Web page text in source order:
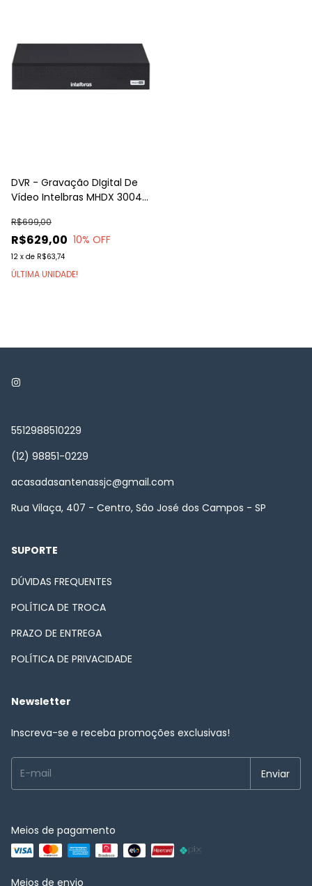
DVR - Gravação DIgital De
Vídeo Intelbras MHDX 3004 -
R$629,00
R$699,00
10% OFF
12 x de R$63,74
ÚLTIMA UNIDADE!
5512988510229
(12) 98851-0229
acasadasantenassjc@gmail.com
Rua Vilaça, 407 - Centro, Sâo José dos Campos - SP
SUPORTE
DÚVIDAS FREQUENTES
POLÍTICA DE TROCA
PRAZO DE ENTREGA
POLÍTICA DE PRIVACIDADE
Newsletter
Inscreva-se e receba promoções exclusivas!
Meios de pagamento
Meios de envio